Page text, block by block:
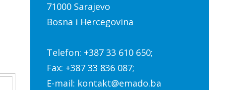
71000 Sarajevo
Bosna i Hercegovina
Telefon: +387 33 610 650;
Fax: +387 33 836 087;
E-mail: kontakt@emado.ba